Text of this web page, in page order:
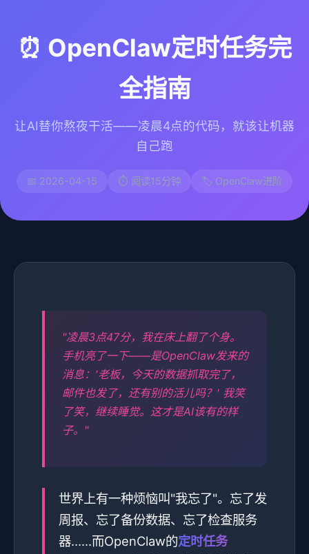
⏰ OpenClaw定时任务完
全指南
让AI替你熬夜干活——凌晨4点的代码，就该让机器
自己跑
📅 2026-04-15 ⏱️ 阅读15分钟 🏷️ OpenClaw进阶
"凌晨3点47分，我在床上翻了个身。
手机亮了一下——是OpenClaw发来的
消息：'老板，今天的数据抓取完了，
邮件也发了，还有别的活儿吗？' 我笑
了笑，继续睡觉。这才是AI该有的样
子。"
世界上有一种烦恼叫"我忘了"。忘了发
周报、忘了备份数据、忘了检查服务
器……而OpenClaw的定时任务